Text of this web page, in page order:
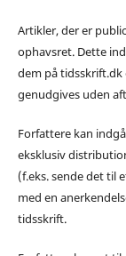
Artikler, der er
ophavsret. Dette
dem på tidsskrift.dk
genudgives uden
Forfattere kan
eksklusiv
(f.eks. sende det til
med en
tidsskrift.